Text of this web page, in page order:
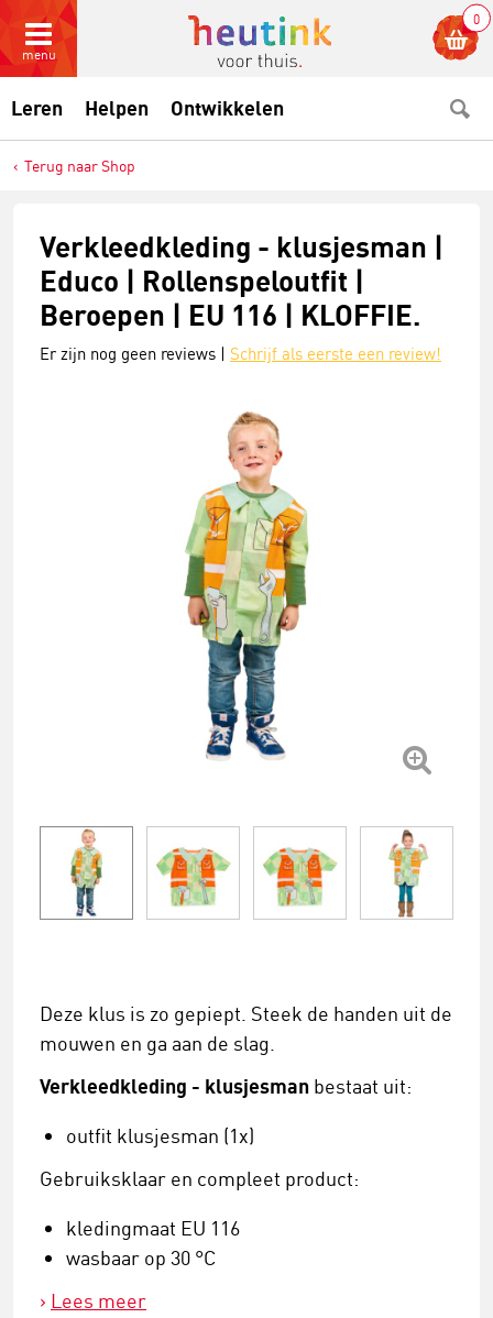
menu
0
Leren Helpen Ontwikkelen
Terug naar Shop
Verkleedkleding - klusjesman |
Educo | Rollenspeloutfit |
Beroepen | EU 116 | KLOFFIE.
Er zijn nog geen reviews | Schrijf als eerste een review!
Deze klus is zo gepiept. Steek de handen uit de
mouwen en ga aan de slag.
Verkleedkleding - klusjesman bestaat uit:
outfit klusjesman (1x)
Gebruiksklaar en compleet product:
kledingmaat EU 116
wasbaar op 30 °C
Lees meer